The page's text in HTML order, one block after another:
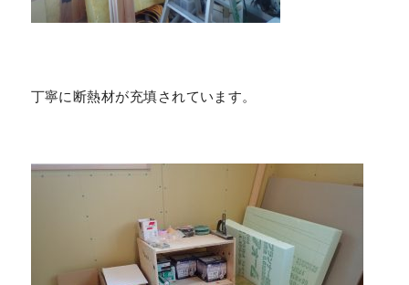
丁寧に断熱材が充填されています。